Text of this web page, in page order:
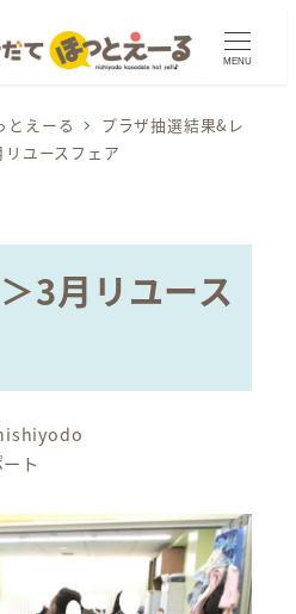
MENU
とえーる
プラザ抽選結果&レ
ユースフェア
3月リユース
ト